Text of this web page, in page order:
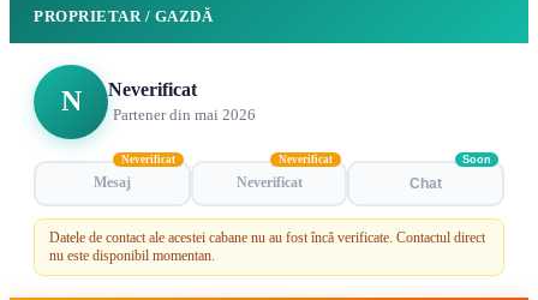
PROPRIETAR / GAZDĂ
N Neverificat
Partener din mai 2026
Mesaj
Neverificat
Neverificat
Neverificat
Chat
Soon
Datele de contact ale acestei cabane nu au fost încă verificate. Contactul direct
nu este disponibil momentan.